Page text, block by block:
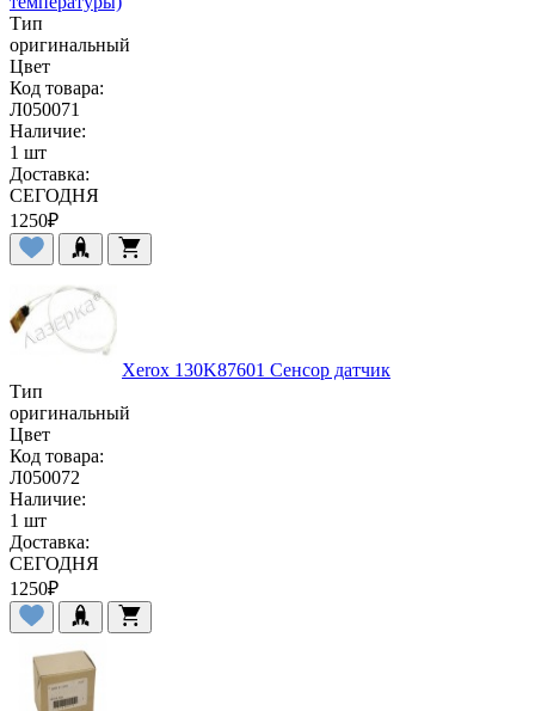
Тип
оригинальный
Цвет
Код товара:
Л050071
Наличие:
1 шт
Доставка:
СЕГОДНЯ
1250₽
Xerox 130K87601 Сенсор датчик
Тип
оригинальный
Цвет
Код товара:
Л050072
Наличие:
1 шт
Доставка:
СЕГОДНЯ
1250₽